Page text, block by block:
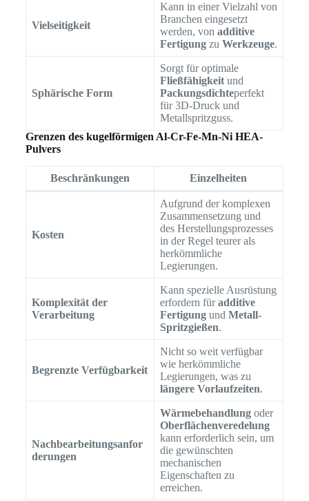
Vielseitigkeit
Kann in einer Vielzahl von
Branchen eingesetzt
werden, von additive
Fertigungzu Werkzeuge.
Sphärische Form
Sorgt für optimale
Fließfähigkeitund
Packungsdichteperfekt
für 3D-Druck und
Metallspritzguss.
Grenzen des kugelförmigen Al-Cr-Fe-Mn-Ni HEA-
Pulvers
Beschränkungen Einzelheiten
Kosten
Aufgrund der komplexen
Zusammensetzung und
des Herstellungsprozesses
in der Regel teurer als
herkömmliche
Legierungen.
Komplexität der
Verarbeitung
Kann spezielle Ausrüstung
erfordern füradditive
Fertigungund Metall-
Spritzgießen.
Begrenzte Verfügbarkeit
Nicht so weit verfügbar
wie herkömmliche
Legierungen, was zu
längere Vorlaufzeiten.
Nachbearbeitungsanfor
derungen
Wärmebehandlungoder
Oberflächenveredelung
kann erforderlich sein, um
die gewünschten
mechanischen
Eigenschaften zu
erreichen.